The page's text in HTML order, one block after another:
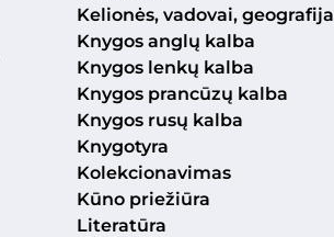
Kelionės, vadovai, geografija
Knygos anglų kalba
Knygos lenkų kalba
Knygos prancūzų kalba
Knygos rusų kalba
Knygotyra
Kolekcionavimas
Kūno priežiūra
Literatūra